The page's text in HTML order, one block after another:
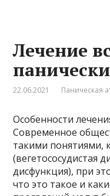
Лечение
22.06.2021 Паническая
Особенности
Современное
такими понятиями,
(вегетососудистая
дисфункция), при
что это такое и